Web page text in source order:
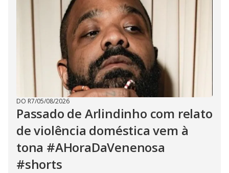
DO R7/05/08/2026
Passado de Arlindinho com relato
de violência doméstica vem à
tona #AHoraDaVenenosa
#shorts